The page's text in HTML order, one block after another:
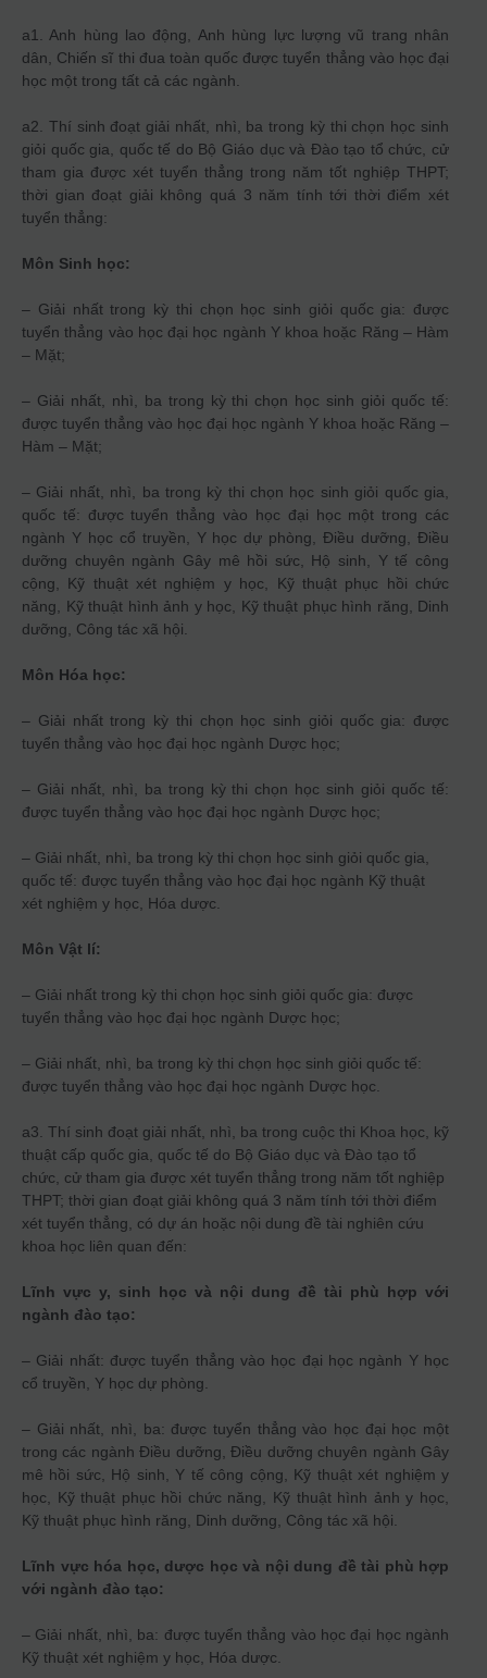
a1. Anh hùng lao động, Anh hùng lực lượng vũ trang nhân
dân, Chiến sĩ thi đua toàn quốc được tuyển thẳng vào học đại
học một trong tất cả các ngành.
a2. Thí sinh đoạt giải nhất, nhì, ba trong kỳ thi chọn học sinh
giỏi quốc gia, quốc tế do Bộ Giáo dục và Đào tạo tổ chức, cử
tham gia được xét tuyển thẳng trong năm tốt nghiệp THPT;
thời gian đoạt giải không quá 3 năm tính tới thời điểm xét
tuyển thẳng:
Môn Sinh học:
– Giải nhất trong kỳ thi chọn học sinh giỏi quốc gia: được
tuyển thẳng vào học đại học ngành Y khoa hoặc Răng – Hàm
– Mặt;
– Giải nhất, nhì, ba trong kỳ thi chọn học sinh giỏi quốc tế:
được tuyển thẳng vào học đại học ngành Y khoa hoặc Răng –
Hàm – Mặt;
– Giải nhất, nhì, ba trong kỳ thi chọn học sinh giỏi quốc gia,
quốc tế: được tuyển thẳng vào học đại học một trong các
ngành Y học cổ truyền, Y học dự phòng, Điều dưỡng, Điều
dưỡng chuyên ngành Gây mê hồi sức, Hộ sinh, Y tế công
cộng, Kỹ thuật xét nghiệm y học, Kỹ thuật phục hồi chức
năng, Kỹ thuật hình ảnh y học, Kỹ thuật phục hình răng, Dinh
dưỡng, Công tác xã hội.
Môn Hóa học:
– Giải nhất trong kỳ thi chọn học sinh giỏi quốc gia: được
tuyển thẳng vào học đại học ngành Dược học;
– Giải nhất, nhì, ba trong kỳ thi chọn học sinh giỏi quốc tế:
được tuyển thẳng vào học đại học ngành Dược học;
– Giải nhất, nhì, ba trong kỳ thi chọn học sinh giỏi quốc gia,
quốc tế: được tuyển thẳng vào học đại học ngành Kỹ thuật
xét nghiệm y học, Hóa dược.
Môn Vật lí:
– Giải nhất trong kỳ thi chọn học sinh giỏi quốc gia: được
tuyển thẳng vào học đại học ngành Dược học;
– Giải nhất, nhì, ba trong kỳ thi chọn học sinh giỏi quốc tế:
được tuyển thẳng vào học đại học ngành Dược học.
a3. Thí sinh đoạt giải nhất, nhì, ba trong cuộc thi Khoa học, kỹ
thuật cấp quốc gia, quốc tế do Bộ Giáo dục và Đào tạo tổ
chức, cử tham gia được xét tuyển thẳng trong năm tốt nghiệp
THPT; thời gian đoạt giải không quá 3 năm tính tới thời điểm
xét tuyển thẳng, có dự án hoặc nội dung đề tài nghiên cứu
khoa học liên quan đến:
Lĩnh vực y, sinh học và nội dung đề tài phù hợp với
ngành đào tạo:
– Giải nhất: được tuyển thẳng vào học đại học ngành Y học
cổ truyền, Y học dự phòng.
– Giải nhất, nhì, ba: được tuyển thẳng vào học đại học một
trong các ngành Điều dưỡng, Điều dưỡng chuyên ngành Gây
mê hồi sức, Hộ sinh, Y tế công cộng, Kỹ thuật xét nghiệm y
học, Kỹ thuật phục hồi chức năng, Kỹ thuật hình ảnh y học,
Kỹ thuật phục hình răng, Dinh dưỡng, Công tác xã hội.
Lĩnh vực hóa học, dược học và nội dung đề tài phù hợp
với ngành đào tạo:
– Giải nhất, nhì, ba: được tuyển thẳng vào học đại học ngành
Kỹ thuật xét nghiệm y học, Hóa dược.